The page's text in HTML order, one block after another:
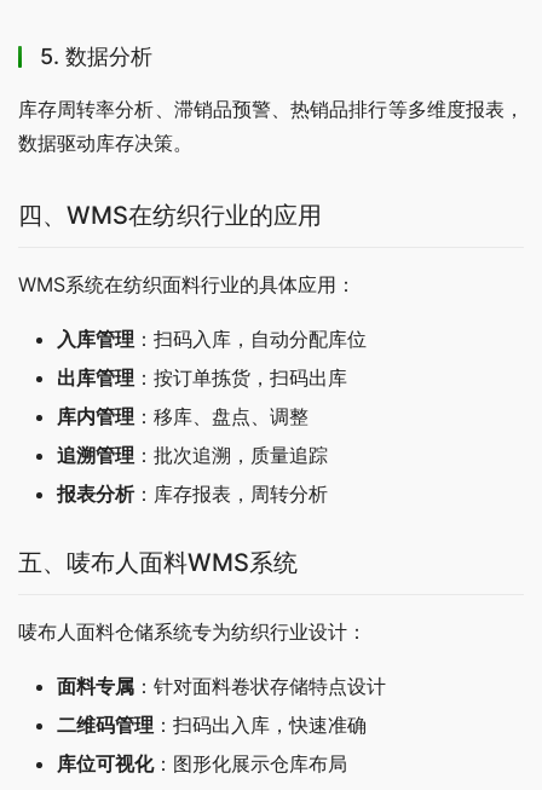
5. 数据分析
库存周转率分析、滞销品预警、热销品排行等多维度报表，
数据驱动库存决策。
四、WMS在纺织行业的应用
WMS系统在纺织面料行业的具体应用：
入库管理 ：扫码入库，自动分配库位
出库管理 ：按订单拣货，扫码出库
库内管理 ：移库、盘点、调整
追溯管理 ：批次追溯，质量追踪
报表分析：库存报表，周转分析
五、唛布人面料WMS系统
唛布人面料仓储系统专为纺织行业设计：
面料专属 ：针对面料卷状存储特点设计
二维码管理 ：扫码出入库，快速准确
库位可视化：图形化展示仓库布局